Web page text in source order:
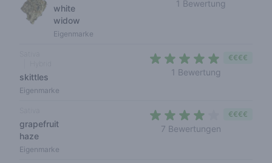
white
widow
Eigenmarke
1 Bewertung
skittles
Eigenmarke
1 Bewertung
€€€€
grapefruit
haze
Eigenmarke
7 Bewertungen
€€€€